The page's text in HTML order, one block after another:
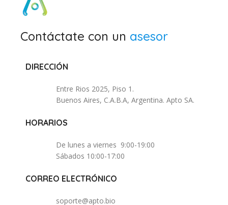
Contáctate con un asesor
DIRECCIÓN
Entre Rios 2025, Piso 1.
Buenos Aires, C.A.B.A, Argentina. Apto SA.
HORARIOS
De lunes a viernes 9:00-19:00
Sábados 10:00-17:00
CORREO ELECTRÓNICO
soporte@apto.bio